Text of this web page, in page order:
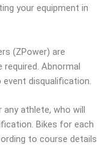
your equipment in
(ZPower) are
required. Abnormal
disqualification.
athlete, who will
Bikes for each
to course details